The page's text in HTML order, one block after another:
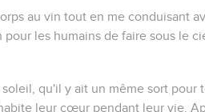
au vin tout en me conduisant
les humains de faire sous le
qu'il y ait un même sort
leur cœur pendant leur vie.